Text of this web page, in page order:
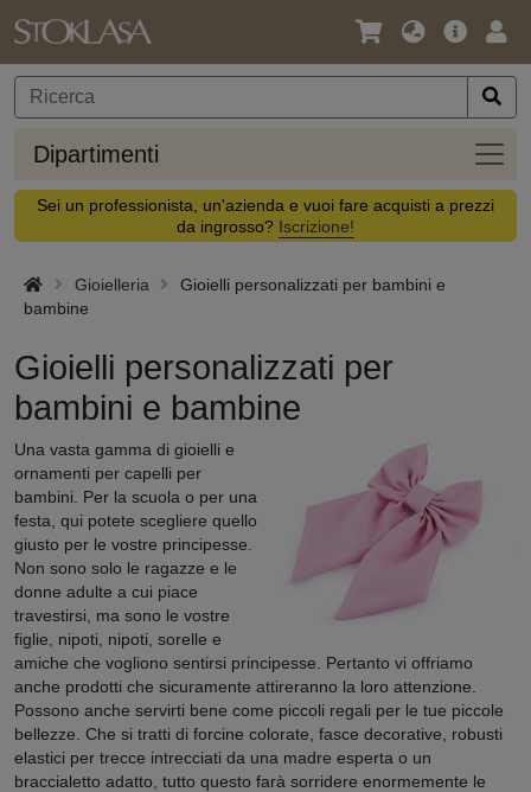
Lingua
Valuta
Offerta
Dipartimenti
Sei un professionista, un'azienda e vuoi fare acquisti a prezzi
da ingrosso? Iscrizione!
Gioielleria
Gioielli personalizzati per bambini e
bambine
Gioielli personalizzati per
bambini e bambine
Una vasta gamma di gioielli e
ornamenti per capelli per
bambini. Per la scuola o per una
festa, qui potete scegliere quello
giusto per le vostre principesse.
Non sono solo le ragazze e le
donne adulte a cui piace
travestirsi, ma sono le vostre
figlie, nipoti, nipoti, sorelle e
amiche che vogliono sentirsi principesse. Pertanto vi offriamo
anche prodotti che sicuramente attireranno la loro attenzione.
Possono anche servirti bene come piccoli regali per le tue piccole
bellezze. Che si tratti di forcine colorate, fasce decorative, robusti
elastici per trecce intrecciati da una madre esperta o un
braccialetto adatto, tutto questo farà sorridere enormemente le